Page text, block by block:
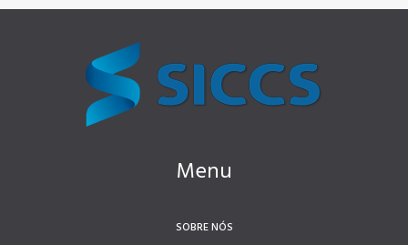
Menu
SOBRE NÓS